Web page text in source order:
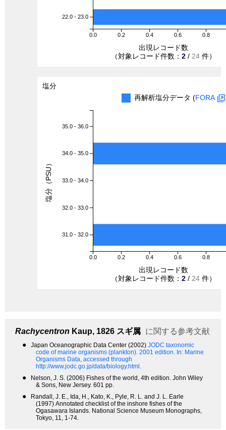
0.0 0.2 0.4 0.6 0.8
22.0 - 23.0
出現レコード数
（対象レコード件数： 2 / 24 件）
塩分
再解析塩分データ (FORA
0.0 0.2 0.4 0.6 0.8
35.0 - 36.0
34.0 - 35.0
33.0 - 34.0
32.0 - 33.0
31.0 - 32.0
出現レコード数
（対象レコード件数： 2 / 24 件）
塩分（PSU）
Rachycentron Kaup, 1826 スギ属 に関する参考文献
● Japan Oceanographic Data Center (2002) JODC taxonomic
code of marine organisms (plankton). 2001 edition. In: Marine
Organisms Data, accessed through
http://www.jodc.go.jp/data/biology.html.
●
Nelson, J. S. (2006) Fishes of the world, 4th edition. John Wiley
& Sons, New Jersey. 601 pp.
●
Randall, J. E., Ida, H., Kato, K., Pyle, R. L. and J. L. Earle
(1997) Annotated checklist of the inshore fishes of the
Ogasawara Islands. National Science Museum Monographs,
Tokyo, 11, 1-74.